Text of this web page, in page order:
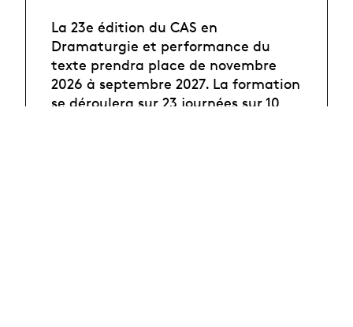
La 23e édition du CAS en
Dramaturgie et performance du
texte prendra place de novembre
2026 à septembre 2027. La formation
se déroulera sur 23 journées sur 10